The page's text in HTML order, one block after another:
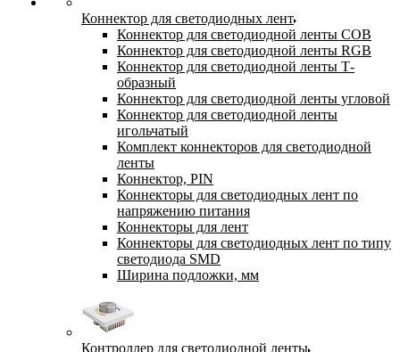
Коннектор для светодиодных лент
Коннектор для светодиодной ленты COB
Коннектор для светодиодной ленты RGB
Коннектор для светодиодной ленты Т-
образный
Коннектор для светодиодной ленты угловой
Коннектор для светодиодной ленты
игольчатый
Комплект коннекторов для светодиодной
ленты
Коннектор, PIN
Коннекторы для светодиодных лент по
напряжению питания
Коннекторы для лент
Коннекторы для светодиодных лент по типу
светодиода SMD
Ширина подложки, мм
Контроллер для светодиодной ленты